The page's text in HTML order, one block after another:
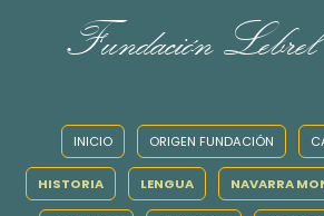
Fundación
INICIO ORIGEN FUNDACIÓN
HISTORIA LENGUA NAVARRA